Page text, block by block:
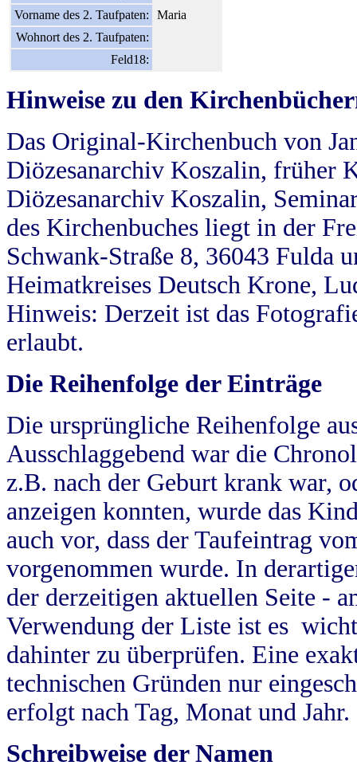
Vorname des 2. Taufpaten:
Maria
Wohnort des 2. Taufpaten:
Feld18:
Hinweise zu den
Das Original-Kirchenbuch von
Diözesanarchiv Koszalin, früher
Diözesanarchiv Koszalin,
des Kirchenbuches liegt in der
Schwank-Straße 8, 36043 Fulda
Heimatkreises Deutsch Krone,
Hinweis: Derzeit ist das
erlaubt.
Die Reihenfolge der Einträge
Die ursprüngliche Reihenfolge
Ausschlaggebend war die
z.B. nach der Geburt krank war,
anzeigen konnten, wurde das
auch vor, dass der Taufeintrag
vorgenommen wurde. In
der derzeitigen aktuellen Seite -
Verwendung der Liste ist es
dahinter zu überprüfen. Eine
technischen Gründen nur
erfolgt nach Tag, Monat und Jahr.
Schreibweise der Namen